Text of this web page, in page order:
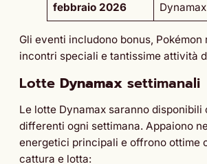
febbraio 2026
Dynamax
Gli eventi includono bonus, Pokémon
incontri speciali e tantissime attività
Lotte Dynamax settimanali
Le lotte Dynamax saranno disponibili
differenti ogni settimana. Appaiono
energetici principali e offrono ottime
cattura e lotta: